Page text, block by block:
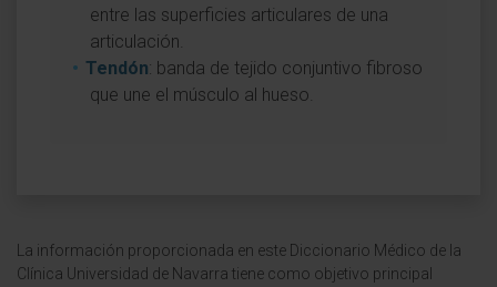
entre las superficies articulares de una
articulación.
Tendón: banda de tejido conjuntivo fibroso
que une el músculo al hueso.
La información proporcionada en este Diccionario Médico de la
Clínica Universidad de Navarra tiene como objetivo principal